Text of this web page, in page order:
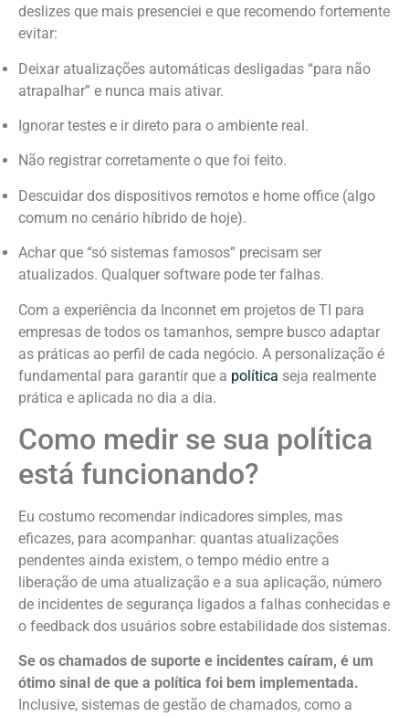
deslizes que mais presenciei e que recomendo fortemente
evitar:
Deixar atualizações automáticas desligadas “para não
atrapalhar” e nunca mais ativar.
Ignorar testes e ir direto para o ambiente real.
Não registrar corretamente o que foi feito.
Descuidar dos dispositivos remotos e home office (algo
comum no cenário híbrido de hoje).
Achar que “só sistemas famosos” precisam ser
atualizados. Qualquer software pode ter falhas.
Com a experiência da Inconnet em projetos de TI para
empresas de todos os tamanhos, sempre busco adaptar
as práticas ao perfil de cada negócio. A personalização é
fundamental para garantir que a política seja realmente
prática e aplicada no dia a dia.
Como medir se sua política
está funcionando?
Eu costumo recomendar indicadores simples, mas
eficazes, para acompanhar: quantas atualizações
pendentes ainda existem, o tempo médio entre a
liberação de uma atualização e a sua aplicação, número
de incidentes de segurança ligados a falhas conhecidas e
o feedback dos usuários sobre estabilidade dos sistemas.
Se os chamados de suporte e incidentes caíram, é um
ótimo sinal de que a política foi bem implementada.
Inclusive, sistemas de gestão de chamados, como a